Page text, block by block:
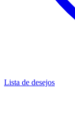
Lista de desejos